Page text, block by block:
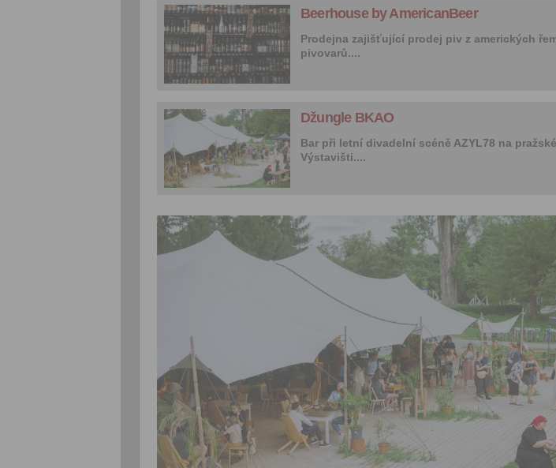
Beerhouse by AmericanBeer
Prodejna zajišťující prodej piv z amerických
pivovarů....
Džungle BKAO
Bar při letní divadelní scéně AZYL78 na
Výstavišti....